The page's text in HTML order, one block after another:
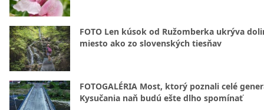
FOTO Len kúsok od Ružomberka ukrýva
miesto ako zo slovenských tiesňav
FOTOGALÉRIA Most, ktorý poznali celé
Kysučania naň budú ešte dlho spomínať